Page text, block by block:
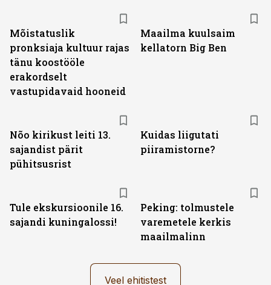
Mõistatuslik
pronksiaja kultuur rajas
tänu koostööle
erakordselt
vastupidavaid hooneid
Maailma kuulsaim
kellatorn Big Ben
Nõo kirikust leiti 13.
sajandist pärit
pühitsusrist
Kuidas liigutati
piiramistorne?
Tule ekskursioonile 16.
sajandi kuningalossi!
Peking: tolmustele
varemetele kerkis
maailmalinn
Veel ehitistest